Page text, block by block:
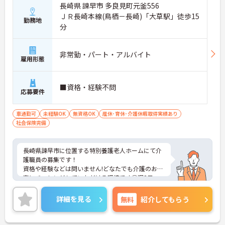
勤務地
長崎県 諫早市 多良見町元釜556
ＪＲ長崎本線(鳥栖－長崎)「大草駅」徒歩15
分
雇用形態 非常勤・パート・アルバイト
応募要件 ■資格・経験不問
車通勤可 未経験OK 無資格OK
産休･育休･介護休暇取得実績あり
社会保険完備
長崎県諫早市に位置する特別養護老人ホームにて介
護職員の募集です！
資格や経験などは問いません!どなたでも介護のお仕
事にチャレンジしていただける環境です◎週3日～
勤務相談いただけます。
ご興味のある方には、面接対策ポイントなど、さら
に詳細をご案内しますのでお気軽にご相談くださ
い！
詳細を見る 無料 紹介してもらう